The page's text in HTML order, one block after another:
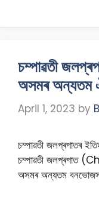
চম্পাৱতী
অসমৰ অন্যতম
April 1, 2023 by
চম্পাৱতী জলপ্ৰপাতৰ
চম্পাৱতী
অসমৰ অন্যতম